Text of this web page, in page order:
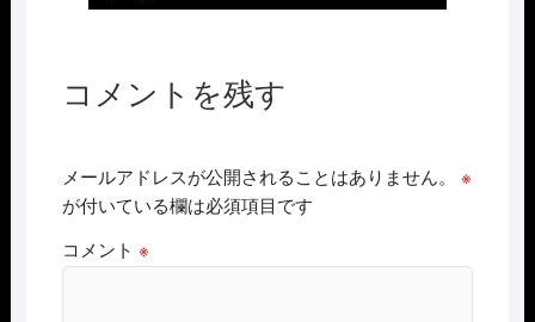
コメントを残す
メールアドレスが公開されることはありません。
※
が付いている欄は必須項目です
コメント ※